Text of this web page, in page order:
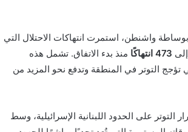
الثاني/ نوفمبر الماضي بوساطة واشنطن، استمرت انتهاكات الاحتلال التي
473 انتهاكًا
منذ بدء الاتفاق. تشمل هذه
تؤجج التوتر في المنطقة وتدفع نحو المزيد من
على الحدود اللبنانية الإسرائيلية، وسط